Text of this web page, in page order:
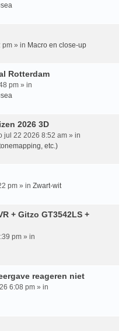
pm » in Macro en close-up
Rotterdam
pm » in
2026 3D
jul 22 2026 8:52 am » in
etc.)
pm » in Zwart-wit
+ Gitzo GT3542LS +
pm » in
reageren niet
6:08 pm » in